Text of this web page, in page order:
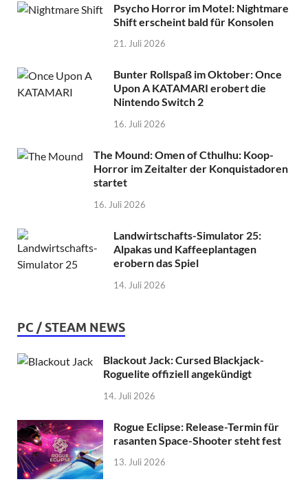
Psycho Horror im Motel: Nightmare
Shift erscheint bald für Konsolen
21. Juli 2026
Bunter Rollspaß im Oktober: Once
Upon A KATAMARI erobert die
Nintendo Switch 2
16. Juli 2026
The Mound: Omen of Cthulhu: Koop-
Horror im Zeitalter der Konquistadoren
startet
16. Juli 2026
Landwirtschafts-Simulator 25:
Alpakas und Kaffeeplantagen
erobern das Spiel
14. Juli 2026
PC / STEAM NEWS
Blackout Jack: Cursed Blackjack-
Roguelite offiziell angekündigt
14. Juli 2026
Rogue Eclipse: Release-Termin für
rasanten Space-Shooter steht fest
13. Juli 2026